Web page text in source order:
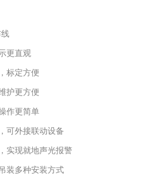
更直观
标定方便
护更方便
作更简单
可外接联动设备
实现就地声光报警
装多种安装方式